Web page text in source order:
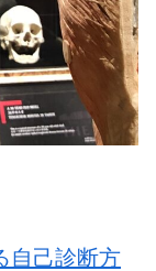
自己診断方